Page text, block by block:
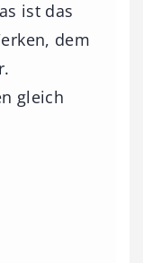
ist das
dem
gleich